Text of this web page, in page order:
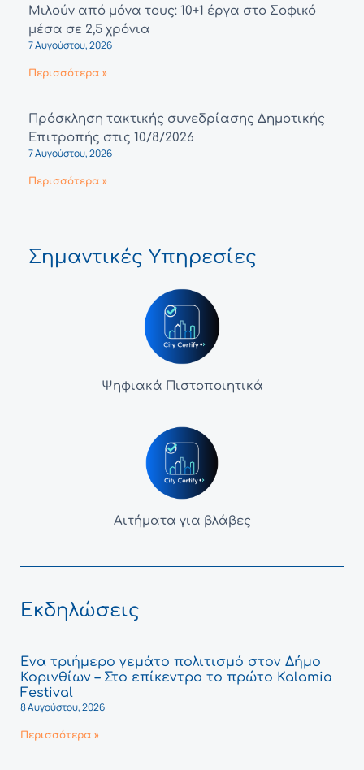
Μιλούν από μόνα τους: 10+1 έργα στο Σοφικό
μέσα σε 2,5 χρόνια
7 Αυγούστου, 2026
Περισσότερα »
Πρόσκληση τακτικής συνεδρίασης Δημοτικής
Επιτροπής στις 10/8/2026
7 Αυγούστου, 2026
Περισσότερα »
Σημαντικές Υπηρεσίες
Ψηφιακά Πιστοποιητικά
Αιτήματα για βλάβες
Εκδηλώσεις
Ένα τριήμερο γεμάτο πολιτισμό στον Δήμο
Κορινθίων – Στο επίκεντρο το πρώτο Kalamia
Festival
8 Αυγούστου, 2026
Περισσότερα »